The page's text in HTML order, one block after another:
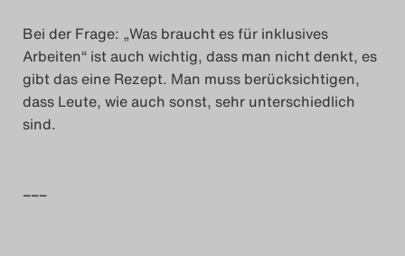
Bei der Frage: „Was braucht es für inklusives
Arbeiten“ ist auch wichtig, dass man nicht denkt, es
gibt das eine Rezept. Man muss berücksichtigen,
dass Leute, wie auch sonst, sehr unterschiedlich
sind.
–––